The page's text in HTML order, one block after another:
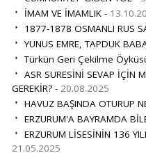
İMAM VE İMAMLIK -
1877-1878 OSMANLI RUS
YUNUS EMRE, TAPDUK
Türkün Geri Çekilme
ASR SURESİNİ SEVAP İÇİN
GEREKİR? - 20.08.2025
HAVUZ BAŞINDA OTURUP
ERZURUM'A BAYRAMDA
ERZURUM LİSESİNİN 136
21.05.2025